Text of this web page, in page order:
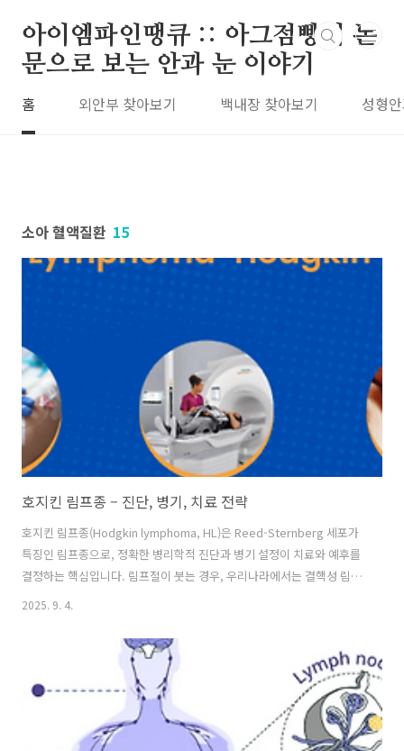
아이엠파인땡큐 :: 아그점빵의 논
문으로 보는 안과 눈 이야기
홈 외안부 찾아보기 백내장 찾아보기 성형
소아 혈액질환 15
호지킨 림프종 – 진단, 병기, 치료 전략
호지킨 림프종(Hodgkin lymphoma, HL)은 Reed-Sternberg 세포가
특징인 림프종으로, 정확한 병리학적 진단과 병기 설정이 치료와 예후를
결정하는 핵심입니다. 림프절이 붓는 경우, 우리나라에서는 결핵성 림프
절염 등 감염성 원인이 흔해 반드시 이러한 감염성 원인에 대한 감별이
격동 림프절 비대를 확인하는데, 이경우 호즈킨 림프종(HL) 가능성이 커
집니다. 이후 림프절 생검은 확진에 필수적인데, Reed-Sternberg 세포
를 확인합니다. 골수검사를 시행하여 Stage III, IV 또는 B 증상 동반 시
병기 설정 위해 시행하게됩니다. 호즈킨 림프종의 병기는 Ann Arbor 분
류를 사용합니다. ..
2025. 9. 4.